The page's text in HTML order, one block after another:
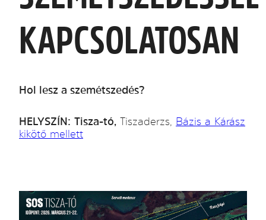
KAPCSOLATOSAN
Hol lesz a szemétszedés?
HELYSZÍN: Tisza-tó, Tiszaderzs,
Bázis a Kárász
kikötő mellett